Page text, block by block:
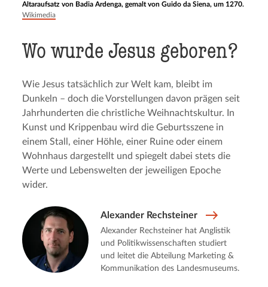
Altaraufsatz von Badia Ardenga, gemalt von Guido da Siena, um 1270.
Wikimedia
Wo wurde Jesus geboren?
Wie Jesus tatsächlich zur Welt kam, bleibt im
Dunkeln – doch die Vorstellungen davon prägen seit
Jahrhunderten die christliche Weihnachtskultur. In
Kunst und Krippenbau wird die Geburtsszene in
einem Stall, einer Höhle, einer Ruine oder einem
Wohnhaus dargestellt und spiegelt dabei stets die
Werte und Lebenswelten der jeweiligen Epoche
wider.
Alexander Rechsteiner
Alexander Rechsteiner hat Anglistik
und Politikwissenschaften studiert
und leitet die Abteilung Marketing &
Kommunikation des Landesmuseums.